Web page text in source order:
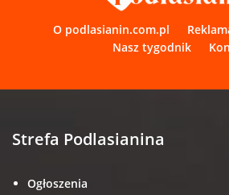
O podlasianin.com.pl
Nasz tygodnik
Strefa Podlasianina
Ogłoszenia